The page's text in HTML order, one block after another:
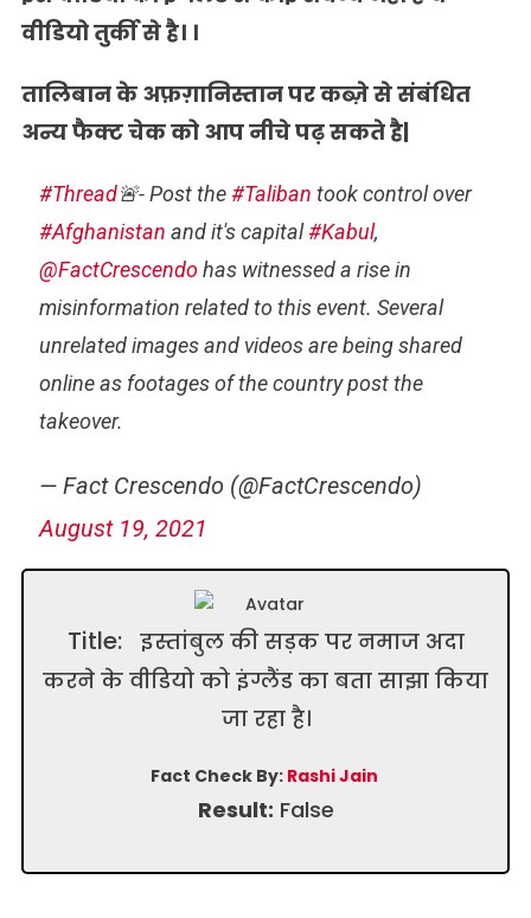
वीडियोतुर्कीसेहै। ।
तालिबान के अफ़ग़ानिस्तान पर कब्ज़े से संबंधित
अन्य फैक्ट चेक को आप नीचे पढ़ सकते है|
#Thread🚨- Post the#Taliban took control over
#Afghanistan and it's capital#Kabul,
@FactCrescendohas witnessed a rise in
misinformation related to this event. Several
unrelated images and videos are being shared
online as footages of the country post the
takeover.
— Fact Crescendo (@FactCrescendo)
August 19, 2021
Title:
इस्तांबुल की सड़क पर नमाज अदा
करने के वीडियो को इंग्लैंड का बता साझा किया
जा रहा है।
Fact Check By: Rashi Jain
Result: False